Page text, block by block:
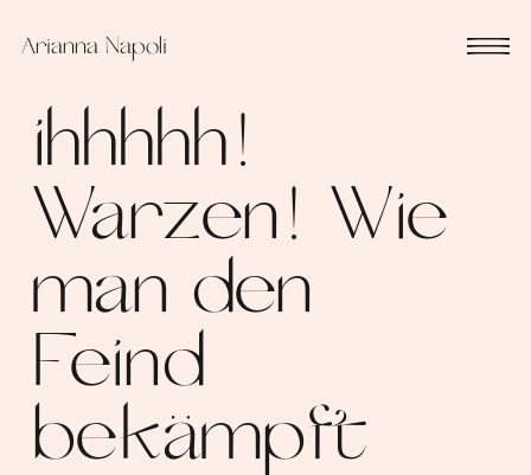
Arianna Napoli
ihhhhh!
Warzen! Wie
man den
Feind
bekämpft